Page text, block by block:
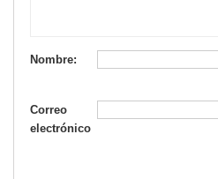
Nombre:
Correo
electrónico